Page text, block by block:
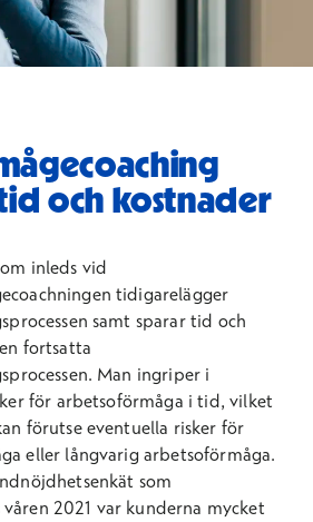
och kostnader
inleds vid
tidigarelägger
samt sparar tid och
fortsatta
Man ingriper i
för arbetsoförmåga i tid, vilket
förutse eventuella risker för
eller långvarig arbetsoförmåga.
som
2021 var kunderna mycket